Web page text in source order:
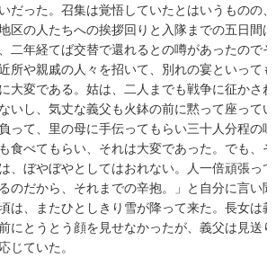
だった。召集は覚悟していたとはいうものの
区の人たちへの挨拶回りと入隊までの五日間
二年経てば交替で還れるとの噂があったので
所や親戚の人々を招いて、別れの宴といって
大変である。姑は、二人までも戦争に征かさ
いし、気丈な義父も火鉢の前に黙って座って
って、里の母に手伝ってもらい三十人分程の
食べてもらい、それは大変であった。でも、
、ぼやぼやとしてはおれない。人一倍頑張っ
のだから、それまでの辛抱。」と自分に言い
は、またひとしきり雪が降って来た。長女は
にとうとう顔を見せなかったが、義父は見送
じていた。